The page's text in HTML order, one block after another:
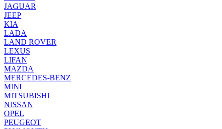
JAGUAR
JEEP
KIA
LADA
LAND ROVER
LEXUS
LIFAN
MAZDA
MERCEDES-BENZ
MINI
MITSUBISHI
NISSAN
OPEL
PEUGEOT